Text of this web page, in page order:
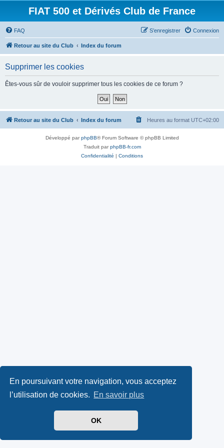
En poursuivant votre navigation, vous acceptez
l’utilisation de cookies. En savoir plus
OK
FIAT 500 et Dérivés Club de France
FAQ Connexion
S’enregistrer
Retour au site du Club Index du forum
Supprimer les cookies
Êtes-vous sûr de vouloir supprimer tous les cookies de ce forum ?
Retour au site du Club Index du forum Heures au format UTC+02:00
Développé parphpBB® Forum Software © phpBB Limited
Traduit parphpBB-fr.com
Confidentialité | Conditions